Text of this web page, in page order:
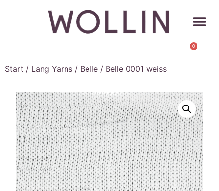
0
Start / Lang Yarns / Belle / Belle 0001 weiss